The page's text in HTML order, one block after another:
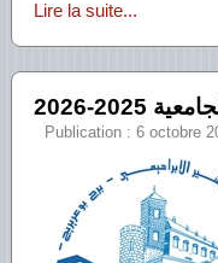
Lire la suite...
Publication : 6 octobre